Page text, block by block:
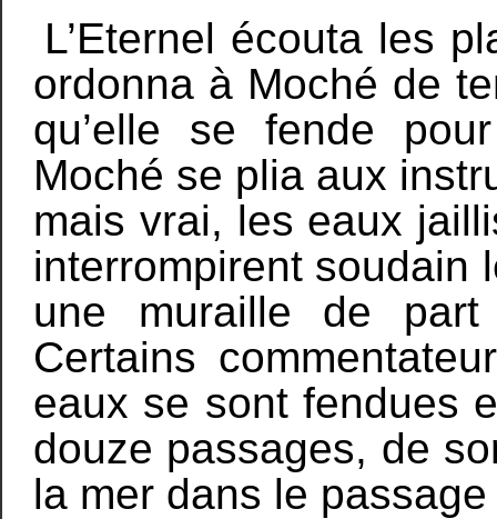
L’Eternel écouta les
ordonna à Moché de
qu’elle se fende
Moché se plia aux
mais vrai, les eaux
interrompirent soudain
une muraille de
Certains
eaux se sont fendues
douze passages, de
la mer dans le